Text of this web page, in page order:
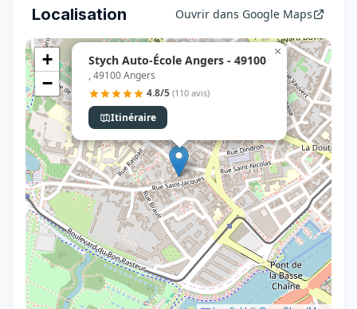
Localisation Ouvrir dans Google Maps
Stych Auto-École Angers - 49100
, 49100 Angers
4.8/5 (110 avis)
Itinéraire
×
+
−